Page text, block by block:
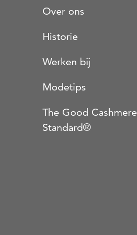
Over ons
Historie
Werken bij
Modetips
The Good Cashmere
Standard®